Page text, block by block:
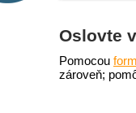
Oslovte
Pomocou
zároveň;